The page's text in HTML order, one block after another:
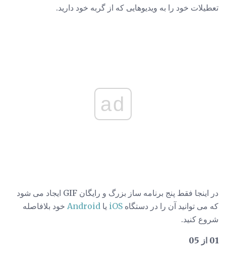
تعطیلات خود را به ویدیوهایی که از گربه خود دارید.
ad
در اینجا فقط پنج برنامه ساز بزرگ و رایگان GIF ایجاد می شود
که می توانید آن را در دستگاه iOS یا Android خود بلافاصله
شروع کنید.
01 از 05